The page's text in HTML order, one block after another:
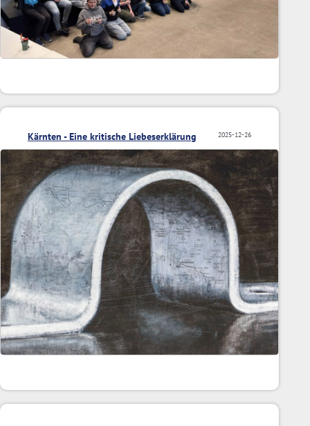
2025-12-26
Kärnten - Eine kritische Liebeserklärung